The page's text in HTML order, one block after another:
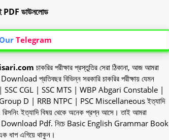
PDF ডাউনলোড
Telegram
চাকরির পরীক্ষার প্রস্তুতির সেরা ঠিকানা, আজ আমরা
প্রতিবছর বিভিন্ন সরকারি চাকরির পরীক্ষায় যেমন
CGL | SSC MTS | WBP Abgari Constable |
D | RRB NTPC | PSC Miscellaneous ইত্যাদি
রিসনিং ইত্যাদি বিষয় থেকে অনেক প্রশ্ন আসে। তাই আমরা
Download Pdf. নিচে Basic English Grammar Book
ধাপ এগিয়ে থাকুন।